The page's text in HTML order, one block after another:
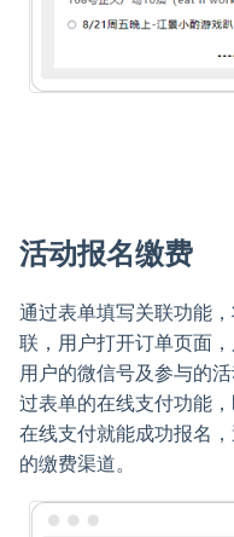
活动报名缴费
通过表单填写关联功能
联，用户打开订单页面
用户的微信号及参与的
过表单的在线支付功能
在线支付就能成功报名
的缴费渠道。